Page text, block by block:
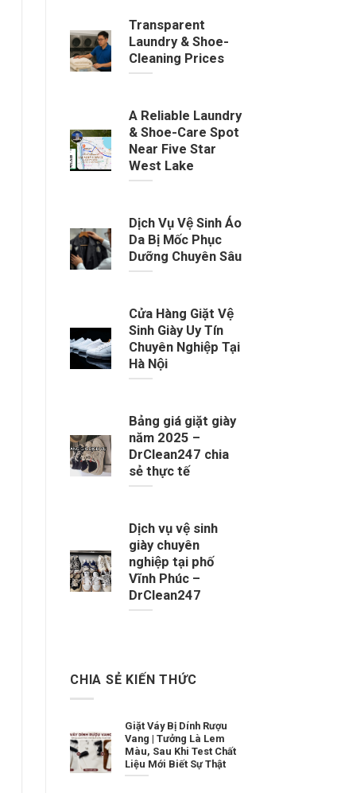
Transparent
Laundry & Shoe-
Cleaning Prices
A Reliable Laundry
& Shoe-Care Spot
Near Five Star
West Lake
Dịch Vụ Vệ Sinh Áo
Da Bị Mốc Phục
Dưỡng Chuyên Sâu
Cửa Hàng Giặt Vệ
Sinh Giày Uy Tín
Chuyên Nghiệp Tại
Hà Nội
Bảng giá giặt giày
năm 2025 –
DrClean247 chia
sẻ thực tế
Dịch vụ vệ sinh
giày chuyên
nghiệp tại phố
Vĩnh Phúc –
DrClean247
CHIA SẺ KIẾN THỨC
Giặt Váy Bị Dính Rượu
Vang | Tưởng Là Lem
Màu, Sau Khi Test Chất
Liệu Mới Biết Sự Thật